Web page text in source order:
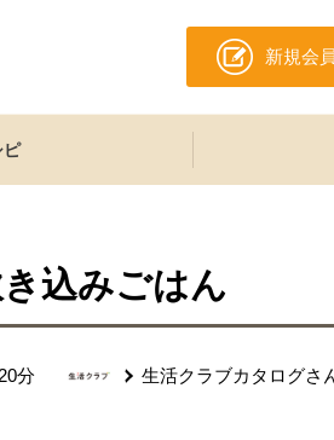
新規会
ピ
込みごはん
20分 生活クラブカタログさ